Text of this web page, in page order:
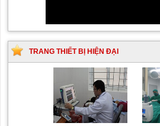
TRANG THIẾT BỊ HIỆN ĐẠI